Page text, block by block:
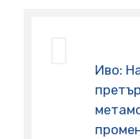
Иво: